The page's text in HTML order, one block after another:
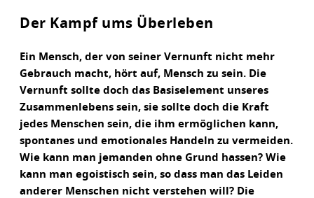
Der Kampf ums Überleben
Ein Mensch, der von seiner Vernunft nicht mehr
Gebrauch macht, hört auf, Mensch zu sein. Die
Vernunft sollte doch das Basiselement unseres
Zusammenlebens sein, sie sollte doch die Kraft
jedes Menschen sein, die ihm ermöglichen kann,
spontanes und emotionales Handeln zu vermeiden.
Wie kann man jemanden ohne Grund hassen? Wie
kann man egoistisch sein, so dass man das Leiden
anderer Menschen nicht verstehen will? Die